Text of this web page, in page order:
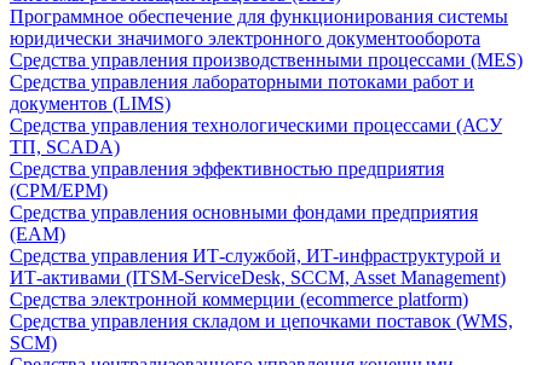
Программное обеспечение для функционирования системы
юридически значимого электронного документооборота
Средства управления производственными процессами (MES)
Средства управления лабораторными потоками работ и
документов (LIMS)
Средства управления технологическими процессами (АСУ
ТП, SCADA)
Средства управления эффективностью предприятия
(CPM/EPM)
Средства управления основными фондами предприятия
(EAM)
Средства управления ИТ-службой, ИТ-инфраструктурой и
ИТ-активами (ITSM-ServiceDesk, SCCM, Asset Management)
Средства электронной коммерции (ecommerce platform)
Средства управления складом и цепочками поставок (WMS,
SCM)